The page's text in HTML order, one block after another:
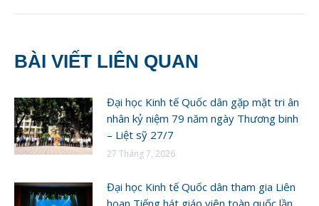
BÀI VIẾT LIÊN QUAN
Đại học Kinh tế Quốc dân gặp mặt tri ân
nhân kỷ niệm 79 năm ngày Thương binh
– Liệt sỹ 27/7
27 Tháng 7, 2026
Đại học Kinh tế Quốc dân tham gia Liên